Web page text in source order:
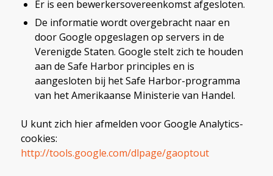
Er is een bewerkersovereenkomst afgesloten.
De informatie wordt overgebracht naar en
door Google opgeslagen op servers in de
Verenigde Staten. Google stelt zich te houden
aan de Safe Harbor principles en is
aangesloten bij het Safe Harbor-programma
van het Amerikaanse Ministerie van Handel.
U kunt zich hier afmelden voor Google Analytics-
cookies:
http://tools.google.com/dlpage/gaoptout